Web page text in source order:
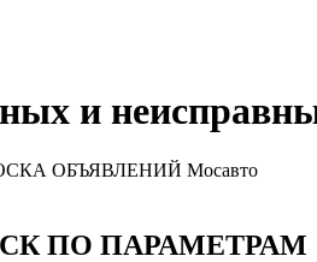
и
ОБЪЯВЛЕНИЙ Мосавто
ПО ПАРАМЕТРАМ